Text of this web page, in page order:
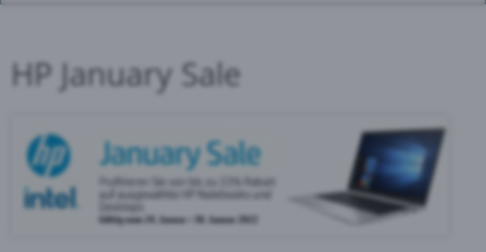
HP January Sale